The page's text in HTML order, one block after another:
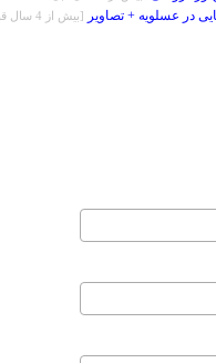
در عسلویه + تصاویر [بيش از 4 سال قبل]